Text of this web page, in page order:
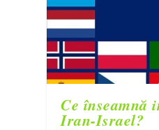
Ce înseamnă
Iran-Israel?